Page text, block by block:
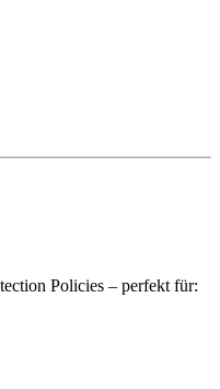
Policies – perfekt für: